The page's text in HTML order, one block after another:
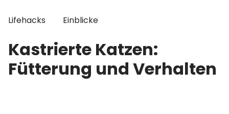
Lifehacks Einblicke
Kastrierte Katzen:
Fütterung und Verhalten